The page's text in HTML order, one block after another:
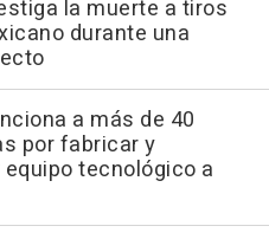
la muerte a tiros
durante una
a más de 40
por fabricar y
tecnológico a